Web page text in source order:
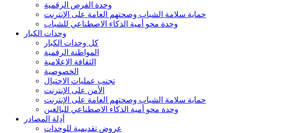
وحدة الفرص الرقمية
حماية سلامة الشباب وصحتهم العامة على الإنترنت
وحدة محو أمية الذكاء الاصطناعي للشباب
وحدات الكبار
كل وحدات الكبار
المواطنة الرقمية
الثقافة الإعلامية
الخصوصية
تجنب عمليات الاحتيال
الأمن على الإنترنت
حماية سلامة الشباب وصحتهم العامة على الإنترنت
وحدة محو أمية الذكاء الاصطناعي للبالغين
أدِلة المصادر
عروض تقديمية للوحدات